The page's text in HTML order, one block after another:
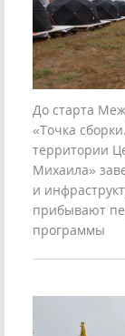
До старта
«Точка
территории
Михаила»
и
прибывают
программы